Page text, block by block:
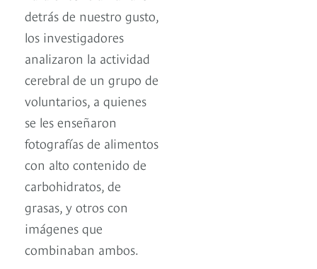
detrás de nuestro gusto,
los investigadores
analizaron la actividad
cerebral de un grupo de
voluntarios, a quienes
se les enseñaron
fotografías de alimentos
con alto contenido de
carbohidratos, de
grasas, y otros con
imágenes que
combinaban ambos.